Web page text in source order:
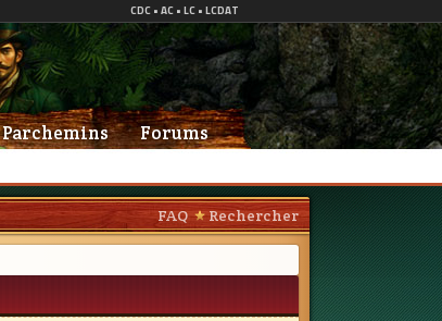
Parchemins Forums
FAQ Rechercher